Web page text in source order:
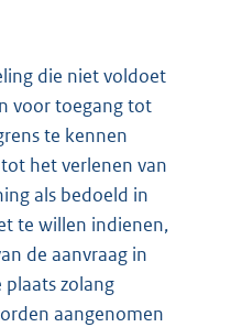
die niet voldoet
voor toegang tot
te kennen
het verlenen van
als bedoeld in
te willen indienen,
de aanvraag in
plaats zolang
aangenomen